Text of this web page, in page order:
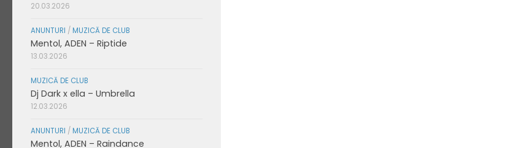
20.03.2026
ANUNTURI / MUZICĂ DE CLUB
Mentol, ADEN – Riptide
13.03.2026
MUZICĂ DE CLUB
Dj Dark x ella – Umbrella
12.03.2026
ANUNTURI / MUZICĂ DE CLUB
Mentol, ADEN – Raindance